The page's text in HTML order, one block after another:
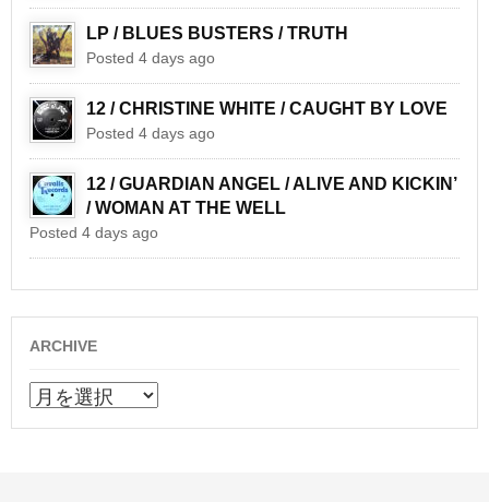
LP / BLUES BUSTERS / TRUTH
Posted 4 days ago
12 / CHRISTINE WHITE / CAUGHT BY LOVE
Posted 4 days ago
12 / GUARDIAN ANGEL / ALIVE AND KICKIN’
/ WOMAN AT THE WELL
Posted 4 days ago
ARCHIVE
ARCHIVE